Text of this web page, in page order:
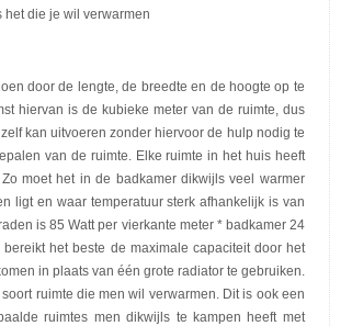
het die je wil verwarmen
door de lengte, de breedte en de hoogte op te
hiervan is de kubieke meter van de ruimte, dus
kan uitvoeren zonder hiervoor de hulp nodig te
van de ruimte. Elke ruimte in het huis heeft
moet het in de badkamer dikwijls veel warmer
ligt en waar temperatuur sterk afhankelijk is van
is 85 Watt per vierkante meter * badkamer 24
het beste de maximale capaciteit door het
in plaats van één grote radiator te gebruiken.
ruimte die men wil verwarmen. Dit is ook een
ruimtes men dikwijls te kampen heeft met